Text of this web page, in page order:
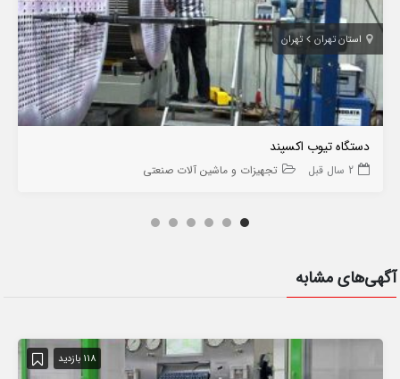
استان تهران تهران
دستگاه تیوب اکسپند
2 سال قبل تجهیزات و ماشین آلات صنعتی
آگهی‌های مشابه
118 بازدید